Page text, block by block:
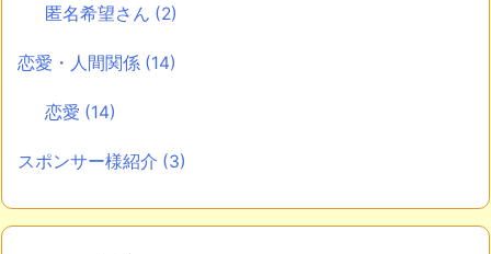
匿名希望さん (2)
恋愛・人間関係 (14)
恋愛 (14)
スポンサー様紹介 (3)